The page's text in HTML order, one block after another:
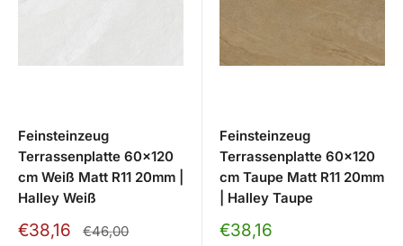
Feinsteinzeug
Terrassenplatte 60x120
cm Weiß Matt R11 20mm |
Halley Weiß
Sonderpreis
€38,16 Normalpreis
€46,00
Feinsteinzeug
Terrassenplatte 60x120
cm Taupe Matt R11 20mm
| Halley Taupe
Sonderpreis
€38,16